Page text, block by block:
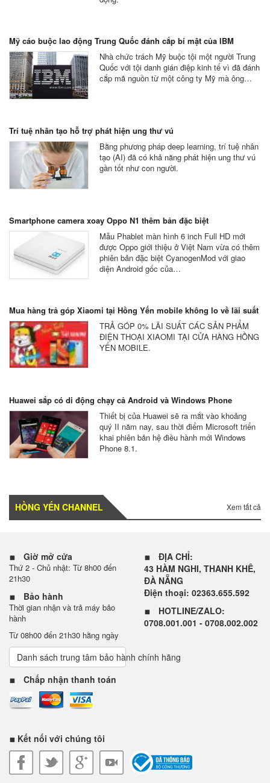
Mỹ cáo buộc lao động Trung Quốc đánh cắp bí mật của IBM
Nhà chức trách Mỹ buộc tội một người Trung
Quốc với tội danh gián điệp kinh tế vì đã đánh
cắp mã nguồn từ một công ty Mỹ mà ông…
Trí tuệ nhân tạo hỗ trợ phát hiện ung thư vú
Bằng phương pháp deep learning, trí tuệ nhân
tạo (AI) đã có khả năng phát hiện ung thư vú
gần tốt như con người.
Smartphone camera xoay Oppo N1 thêm bản đặc biệt
Mẫu Phablet màn hình 6 inch Full HD mới
được Oppo giới thiệu ở Việt Nam vừa có thêm
phiên bản đặc biệt CyanogenMod với giao
diện Android gốc của…
Mua hàng trả góp Xiaomi tại Hồng Yến mobile không lo về lãi suất
TRẢ GÓP 0% LÃI SUẤT CÁC SẢN PHẨM
ĐIỆN THOẠI XIAOMI TẠI CỬA HÀNG HỒNG
YẾN MOBILE.
Huawei sắp có di động chạy cả Android và Windows Phone
Thiết bị của Huawei sẽ ra mắt vào khoảng
quý II năm nay, sau thời điểm Microsoft triển
khai phiên bản hệ điều hành mới Windows
Phone 8.1.
HỒNG YẾN CHANNEL Xem tất cả
Giờ mở cửa
Thứ 2 - Chủ nhật: Từ 8h00 đến
21h30
Bảo hành
Thời gian nhận và trả máy bảo
hành
Từ 08h00 đến 21h30 hằng ngày
Danh sách trung tâm bảo hành chính hãng
Chấp nhận thanh toán
ĐỊA CHỈ:
43 HÀM NGHI, THANH KHÊ,
ĐÀ NẴNG
Điện thoại: 02363.655.592
HOTLINE/ZALO:
0708.001.001 - 0708.002.002
Kết nối với chúng tôi